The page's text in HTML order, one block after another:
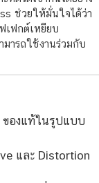
ช่วยให้มั่นใจได้ว่า
เฟกต์เหยียบ
มารถใช้งานร่วมกับ
ของแท้ในรูปแบบ
และ Distortion